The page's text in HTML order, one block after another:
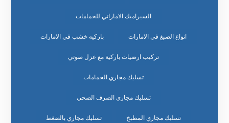
السيراميك الاماراتي للحمامات
انواع الصبغ في الامارات باركيه خشب في الامارات
تركيب ارضيات باركية مع عزل صوتي
تسليك مجاري الحمامات
تسليك مجاري الصرف الصحي
تسليك مجاري المطبخ تسليك مجاري بالضغط